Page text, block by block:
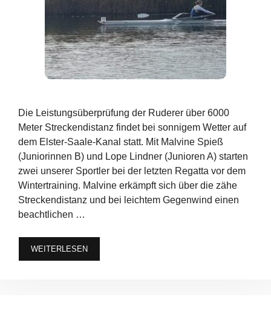
Die Leistungsüberprüfung der Ruderer über 6000
Meter Streckendistanz findet bei sonnigem Wetter auf
dem Elster-Saale-Kanal statt. Mit Malvine Spieß
(Juniorinnen B) und Lope Lindner (Junioren A) starten
zwei unserer Sportler bei der letzten Regatta vor dem
Wintertraining. Malvine erkämpft sich über die zähe
Streckendistanz und bei leichtem Gegenwind einen
beachtlichen …
WEITERLESEN